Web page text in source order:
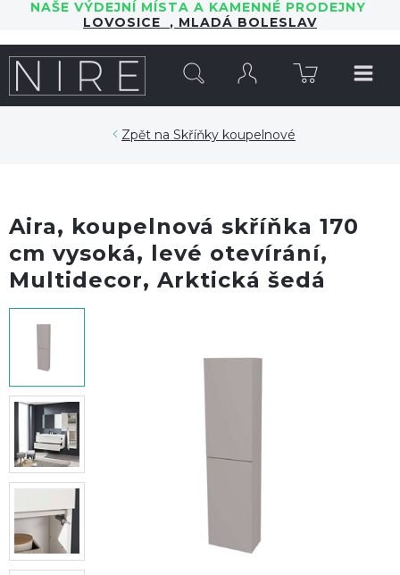
NAŠE VÝDEJNÍ MÍSTA A KAMENNÉ PRODEJNY
LOVOSICE , MLADÁ BOLESLAV
Skříňky koupelnové
Aira, koupelnová skříňka 170
cm vysoká, levé otevírání,
Multidecor, Arktická šedá